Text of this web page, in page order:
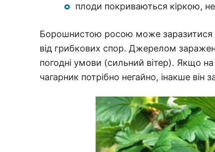
плоди покриваються кіркою,
Борошнистою росою може заразитися
від грибкових спор. Джерелом
погодні умови (сильний вітер). Якщо на
чагарник потрібно негайно, інакше